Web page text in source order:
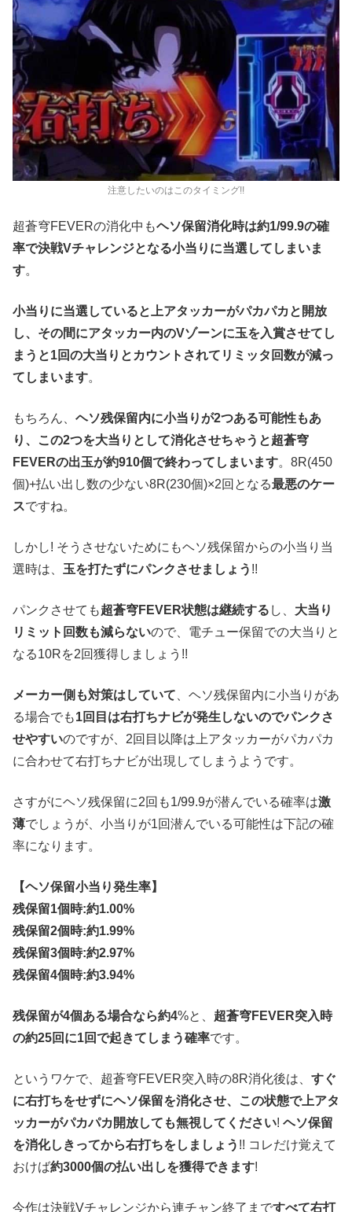
注意したいのはこのタイミング!!
超蒼穹FEVERの消化中もヘソ保留消化時は約1/99.9の確
率で決戦Vチャレンジとなる小当りに当選してしまいま
す。
小当りに当選していると上アタッカーがパカパカと開放
し、その間にアタッカー内のVゾーンに玉を入賞させてし
まうと1回の大当りとカウントされてリミッタ回数が減っ
てしまいます。
もちろん、 ヘソ残保留内に小当りが2つある可能性もあ
り、この2つを大当りとして消化させちゃうと超蒼穹
FEVERの出玉が約910個で終わってしまいます。8R(450
個)+払い出し数の少ない8R(230個)×2回となる最悪のケー
スですね。
しかし! そうさせないためにもヘソ残保留からの小当り当
選時は、 玉を打たずにパンクさせましょう !!
パンクさせても超蒼穹FEVER状態は継続する し、 大当り
リミット回数も減らないので、電チュー保留での大当りと
なる10Rを2回獲得しましょう!!
メーカー側も対策はしていて 、ヘソ残保留内に小当りがあ
る場合でも1回目は右打ちナビが発生しないのでパンクさ
せやすいのですが、2回目以降は上アタッカーがパカパカ
に合わせて右打ちナビが出現してしまうようです。
さすがにヘソ残保留に2回も1/99.9が潜んでいる確率は激
薄でしょうが、小当りが1回潜んでいる可能性は下記の確
率になります。
【ヘソ保留小当り発生率】
残保留1個時:約1.00%
残保留2個時:約1.99%
残保留3個時:約2.97%
残保留4個時:約3.94%
残保留が4個ある場合なら約4%と、 超蒼穹FEVER突入時
の約25回に1回で起きてしまう確率です。
というワケで、超蒼穹FEVER突入時の8R消化後は、 すぐ
に右打ちをせずにヘソ保留を消化させ、この状態で上アタ
ッカーがパカパカ開放しても無視してください! ヘソ保留
を消化しきってから右打ちをしましょう !! コレだけ覚えて
おけば約3000個の払い出しを獲得できます!
今作は決戦Vチャレンジから連チャン終了まですべて右打